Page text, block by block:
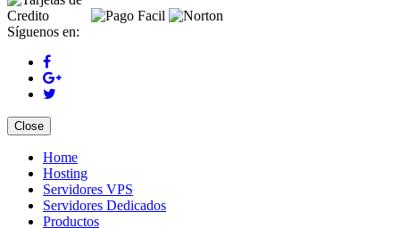
Síguenos en:
Close
Home
Hosting
Servidores VPS
Servidores Dedicados
Productos